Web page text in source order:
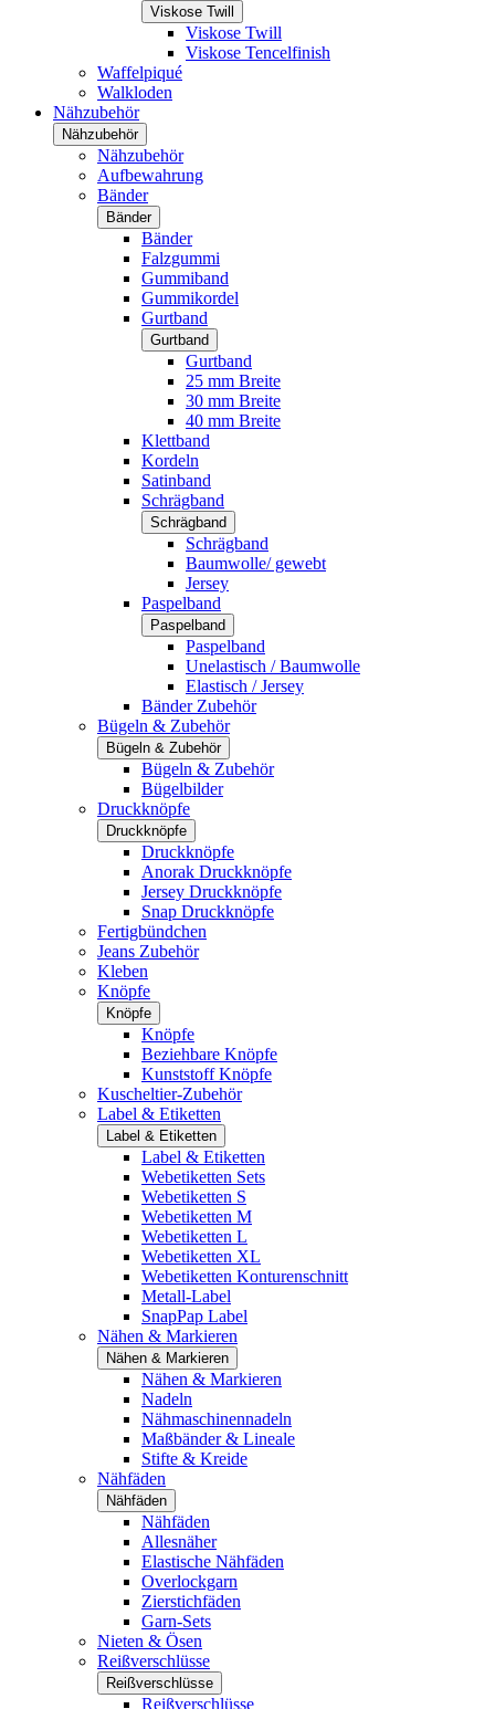
Viskose Twill
Viskose Twill
Viskose Tencelfinish
Waffelpiqué
Walkloden
Nähzubehör
Nähzubehör
Nähzubehör
Aufbewahrung
Bänder
Bänder
Bänder
Falzgummi
Gummiband
Gummikordel
Gurtband
Gurtband
Gurtband
25 mm Breite
30 mm Breite
40 mm Breite
Klettband
Kordeln
Satinband
Schrägband
Schrägband
Schrägband
Baumwolle/ gewebt
Jersey
Paspelband
Paspelband
Paspelband
Unelastisch / Baumwolle
Elastisch / Jersey
Bänder Zubehör
Bügeln & Zubehör
Bügeln & Zubehör
Bügeln & Zubehör
Bügelbilder
Druckknöpfe
Druckknöpfe
Druckknöpfe
Anorak Druckknöpfe
Jersey Druckknöpfe
Snap Druckknöpfe
Fertigbündchen
Jeans Zubehör
Kleben
Knöpfe
Knöpfe
Knöpfe
Beziehbare Knöpfe
Kunststoff Knöpfe
Kuscheltier-Zubehör
Label & Etiketten
Label & Etiketten
Label & Etiketten
Webetiketten Sets
Webetiketten S
Webetiketten M
Webetiketten L
Webetiketten XL
Webetiketten Konturenschnitt
Metall-Label
SnapPap Label
Nähen & Markieren
Nähen & Markieren
Nähen & Markieren
Nadeln
Nähmaschinennadeln
Maßbänder & Lineale
Stifte & Kreide
Nähfäden
Nähfäden
Nähfäden
Allesnäher
Elastische Nähfäden
Overlockgarn
Zierstichfäden
Garn-Sets
Nieten & Ösen
Reißverschlüsse
Reißverschlüsse
Reißverschlüsse